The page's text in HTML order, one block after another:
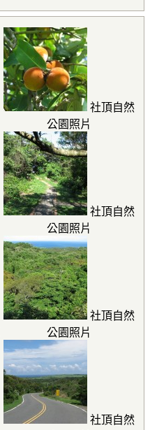
社頂自然
公園照片
社頂自然
公園照片
社頂自然
公園照片
社頂自然